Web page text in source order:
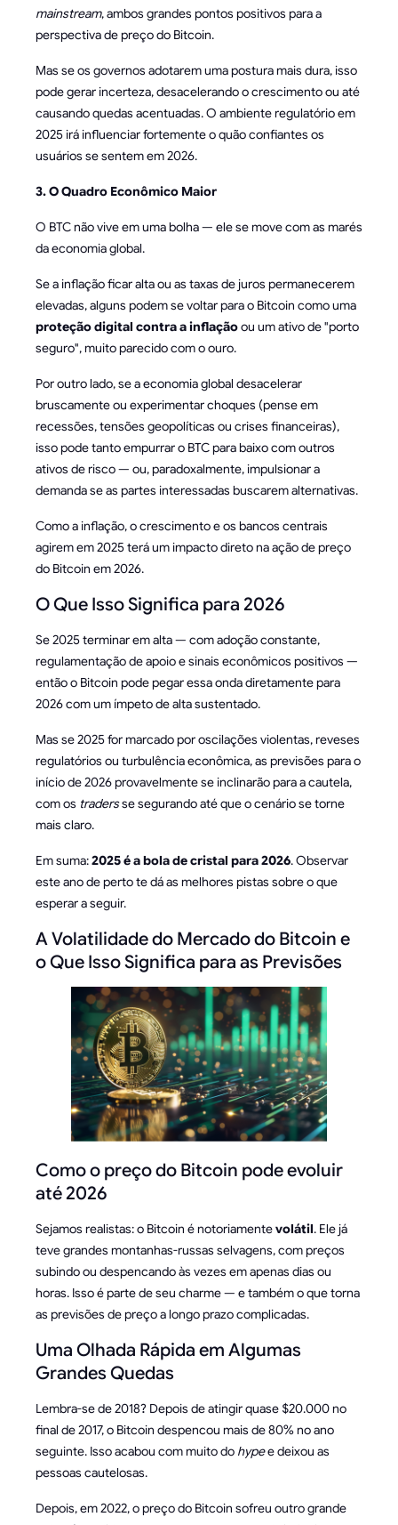
mainstream, ambos grandes pontos positivos para a
perspectiva de preço do Bitcoin.
Mas se os governos adotarem uma postura mais dura, isso
pode gerar incerteza, desacelerando o crescimento ou até
causando quedas acentuadas. O ambiente regulatório em
2025 irá influenciar fortemente o quão confiantes os
usuários se sentem em 2026.
3. O Quadro Econômico Maior
O BTC não vive em uma bolha — ele se move com as marés
da economia global.
Se a inflação ficar alta ou as taxas de juros permanecerem
elevadas, alguns podem se voltar para o Bitcoin como uma
proteção digital contra a inflaçãoou um ativo de "porto
seguro", muito parecido com o ouro.
Por outro lado, se a economia global desacelerar
bruscamente ou experimentar choques (pense em
recessões, tensões geopolíticas ou crises financeiras),
isso pode tanto empurrar o BTC para baixo com outros
ativos de risco — ou, paradoxalmente, impulsionar a
demanda se as partes interessadas buscarem alternativas.
Como a inflação, o crescimento e os bancos centrais
agirem em 2025 terá um impacto direto na ação de preço
do Bitcoin em 2026.
O Que Isso Significa para 2026
Se 2025 terminar em alta — com adoção constante,
regulamentação de apoio e sinais econômicos positivos —
então o Bitcoin pode pegar essa onda diretamente para
2026 com um ímpeto de alta sustentado.
Mas se 2025 for marcado por oscilações violentas, reveses
regulatórios ou turbulência econômica, as previsões para o
início de 2026 provavelmente se inclinarão para a cautela,
com os tradersse segurando até que o cenário se torne
mais claro.
Em suma:2025 é a bola de cristal para 2026. Observar
este ano de perto te dá as melhores pistas sobre o que
esperar a seguir.
A Volatilidade do Mercado do Bitcoin e
o Que Isso Significa para as Previsões
Como o preço do Bitcoin pode evoluir
até 2026
Sejamos realistas: o Bitcoin é notoriamentevolátil. Ele já
teve grandes montanhas-russas selvagens, com preços
subindo ou despencando às vezes em apenas dias ou
horas. Isso é parte de seu charme — e também o que torna
as previsões de preço a longo prazo complicadas.
Uma Olhada Rápida em Algumas
Grandes Quedas
Lembra-se de 2018? Depois de atingir quase $20.000 no
final de 2017, o Bitcoin despencou mais de 80% no ano
seguinte. Isso acabou com muito do hypee deixou as
pessoas cautelosas.
Depois, em 2022, o preço do Bitcoin sofreu outro grande